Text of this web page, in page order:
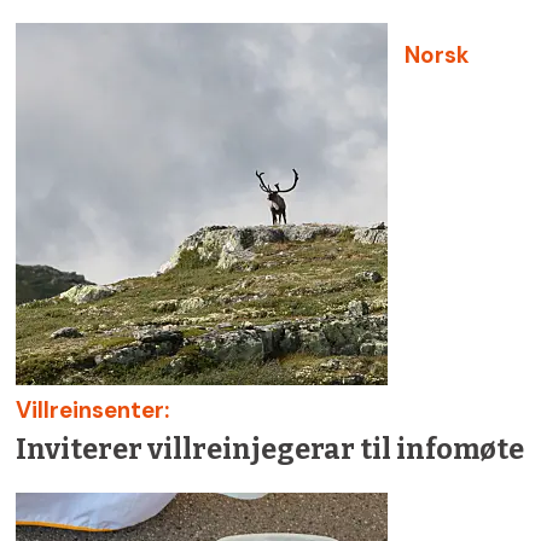
Norsk
Villreinsenter:
Inviterer villreinjegerar til infomøte